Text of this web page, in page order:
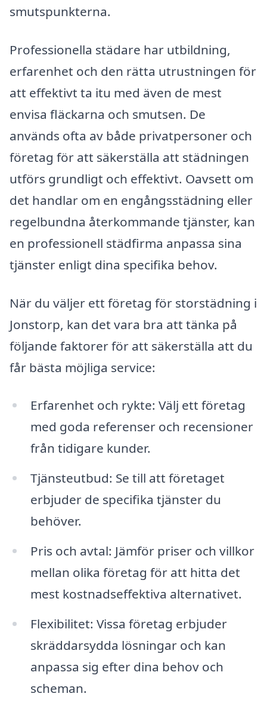
smutspunkterna.
Professionella städare har utbildning,
erfarenhet och den rätta utrustningen för
att effektivt ta itu med även de mest
envisa fläckarna och smutsen. De
används ofta av både privatpersoner och
företag för att säkerställa att städningen
utförs grundligt och effektivt. Oavsett om
det handlar om en engångsstädning eller
regelbundna återkommande tjänster, kan
en professionell städfirma anpassa sina
tjänster enligt dina specifika behov.
När du väljer ett företag för storstädning i
Jonstorp, kan det vara bra att tänka på
följande faktorer för att säkerställa att du
får bästa möjliga service:
Erfarenhet och rykte: Välj ett företag
med goda referenser och recensioner
från tidigare kunder.
Tjänsteutbud: Se till att företaget
erbjuder de specifika tjänster du
behöver.
Pris och avtal: Jämför priser och villkor
mellan olika företag för att hitta det
mest kostnadseffektiva alternativet.
Flexibilitet: Vissa företag erbjuder
skräddarsydda lösningar och kan
anpassa sig efter dina behov och
scheman.